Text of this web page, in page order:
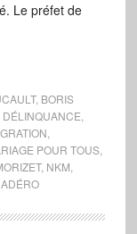
Le préfet de
, BORIS
DÉLINQUANCE
POUR TOUS,
, NKM